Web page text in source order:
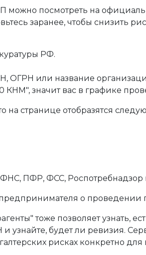
посмотреть на
заранее, чтобы снизить
РФ.
ОГРН или название
КНМ", значит вас в графике
на странице отобразятся
ПФР, ФСС, Роспотребнадзор
о проведении
тоже позволяет узнать,
узнайте, будет ли ревизия.
рисках конкретно